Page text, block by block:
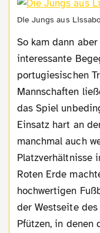
Die Jungs aus
So kam dann aber im kleinen Finale eine äußerst
interessante
portugiesischen
Mannschaften
das Spiel
Einsatz hart an
manchmal auch
Platzverhältnisse
Roten Erde
hochwertigen
der Westseite
Pfützen, in denen